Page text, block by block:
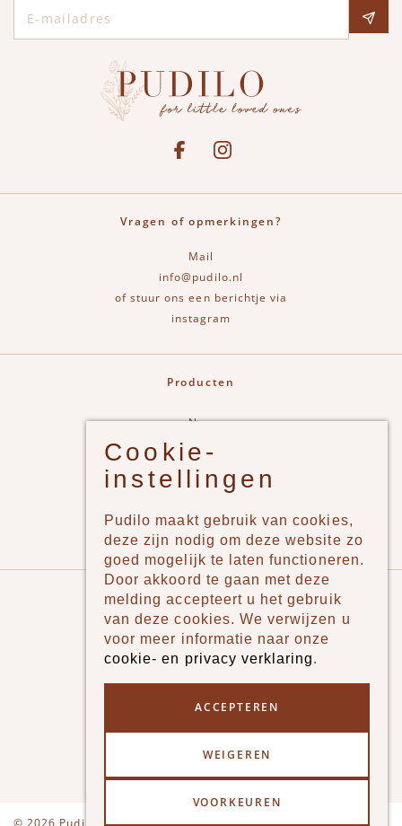
See our FacebookBekijk onze Instagram pagina
Vragen of opmerkingen?
Mail
info@pudilo.nl
of stuur ons een berichtje via
instagram
Producten
New
Jongens
Meisjes
Merken
Pudilo
Over ons
Algemene voorwaarden
Klantenservice - Ruilen & Retourneren
© 2026 Pudilo
Cookie-
instellingen
Pudilo maakt gebruik van cookies,
deze zijn nodig om deze website zo
goed mogelijk te laten functioneren.
Door akkoord te gaan met deze
melding accepteert u het gebruik
van deze cookies. We verwijzen u
voor meer informatie naar onze
cookie- en privacy verklaring.
ACCEPTEREN
WEIGEREN
VOORKEUREN